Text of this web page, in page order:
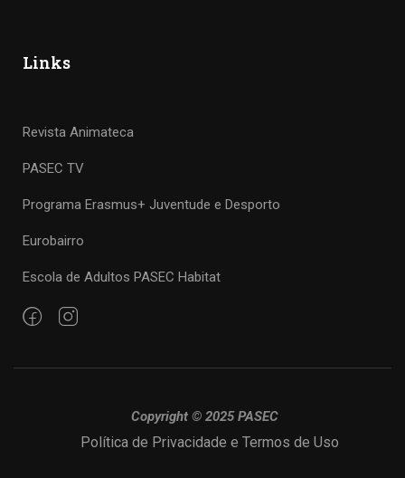
Links
Revista Animateca
PASEC TV
Programa Erasmus+ Juventude e Desporto
Eurobairro
Escola de Adultos PASEC Habitat
Copyright © 2025 PASEC
Política de Privacidade e Termos de Uso